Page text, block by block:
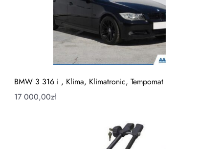
BMW 3 316 i , Klima, Klimatronic, Tempomat
17 000,00zł